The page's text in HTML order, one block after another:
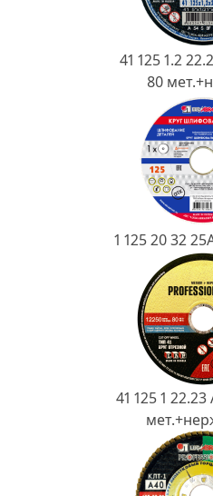
41 125 1.2
80
1 125 20 32
41 125 1 22.23